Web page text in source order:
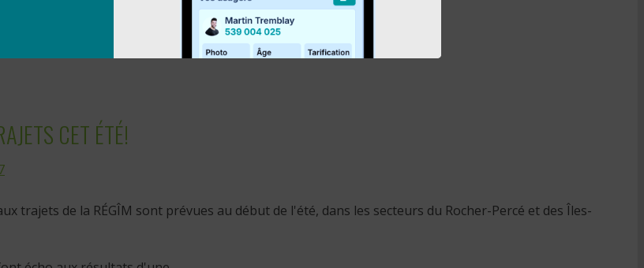
CET ÉTÉ!
trajets de la RÉGÎM sont prévues au début de l'été, dans les secteurs du Rocher-Percé et des Îles-